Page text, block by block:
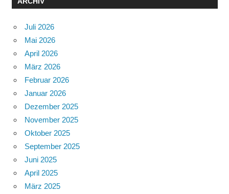
Juli 2026
Mai 2026
April 2026
März 2026
Februar 2026
Januar 2026
Dezember 2025
November 2025
Oktober 2025
September 2025
Juni 2025
April 2025
März 2025